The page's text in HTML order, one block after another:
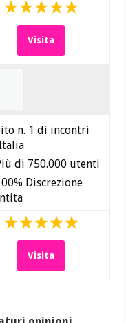
Visita
n. 1 di incontri
di 750.000 utenti
Discrezione
Visita